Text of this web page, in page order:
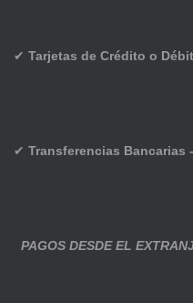
✔ Tarjetas de Crédito o
✔ Transferencias Bancarias
PAGOS DESDE EL